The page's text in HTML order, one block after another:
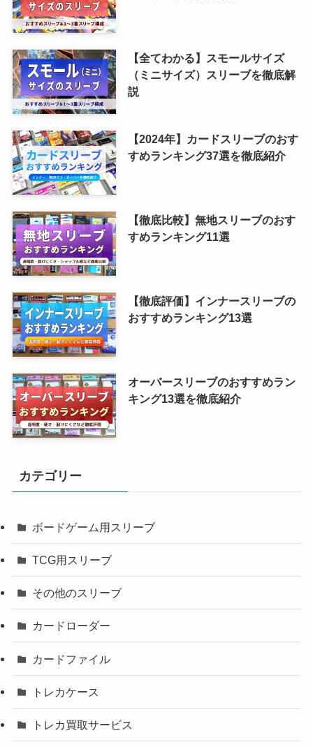
【全てわかる】スモールサイズ
（ミニサイズ）スリーブを徹底解
説
【2024年】カードスリーブのおす
すめランキング37選を徹底紹介
【徹底比較】無地スリーブのおす
すめランキング11選
【徹底評価】インナースリーブの
おすすめランキング13選
オーバースリーブのおすすめラン
キング13選を徹底紹介
カテゴリー
ボードゲーム用スリーブ
TCG用スリーブ
その他のスリーブ
カードローダー
カードファイル
トレカケース
トレカ買取サービス